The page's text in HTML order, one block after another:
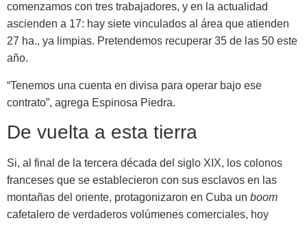
comenzamos con tres trabajadores, y en la actualidad
ascienden a 17: hay siete vinculados al área que atienden
27 ha., ya limpias. Pretendemos recuperar 35 de las 50 este
año.
“Tenemos una cuenta en divisa para operar bajo ese
contrato”, agrega Espinosa Piedra.
De vuelta a esta tierra
Si, al final de la tercera década del siglo XIX, los colonos
franceses que se establecieron con sus esclavos en las
montañas del oriente, protagonizaron en Cuba un boom
cafetalero de verdaderos volúmenes comerciales, hoy